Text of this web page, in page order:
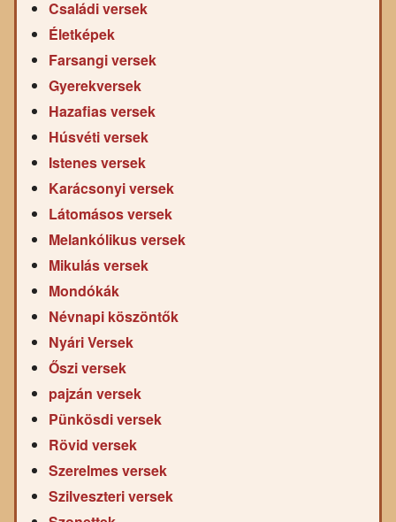
Családi versek
Életképek
Farsangi versek
Gyerekversek
Hazafias versek
Húsvéti versek
Istenes versek
Karácsonyi versek
Látomásos versek
Melankólikus versek
Mikulás versek
Mondókák
Névnapi köszöntők
Nyári Versek
Őszi versek
pajzán versek
Pünkösdi versek
Rövid versek
Szerelmes versek
Szilveszteri versek